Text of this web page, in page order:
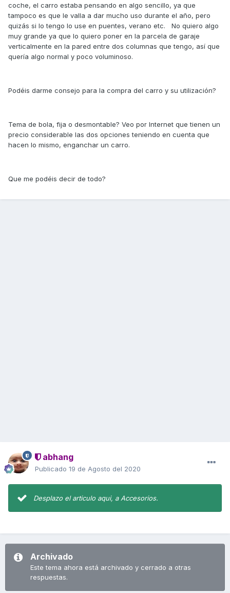
coche, el carro estaba pensando en algo sencillo, ya que
tampoco es que le valla a dar mucho uso durante el año, pero
quizás si lo tengo lo use en puentes, verano etc. No quiero algo
muy grande ya que lo quiero poner en la parcela de garaje
verticalmente en la pared entre dos columnas que tengo, así que
quería algo normal y poco voluminoso.
Podéis darme consejo para la compra del carro y su utilización?
Tema de bola, fija o desmontable? Veo por Internet que tienen un
precio considerable las dos opciones teniendo en cuenta que
hacen lo mismo, enganchar un carro.
Que me podéis decir de todo?
abhang
Publicado 19 de Agosto del 2020
Desplazo el articulo aqui, a Accesorios.
Archivado
Este tema ahora está archivado y cerrado a otras
respuestas.